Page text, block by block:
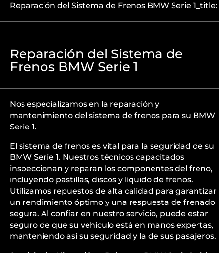
Reparación del Sistema de Frenos BMW Serie 1_title:
Reparación del Sistema de
Frenos BMW Serie 1
Nos especializamos en la reparación y
mantenimiento del sistema de frenos para su BMW
Serie 1.
El sistema de frenos es vital para la seguridad de su
BMW Serie 1. Nuestros técnicos capacitados
inspeccionan y reparan los componentes del freno,
incluyendo pastillas, discos y líquido de frenos.
Utilizamos repuestos de alta calidad para garantizar
un rendimiento óptimo y una respuesta de frenado
segura. Al confiar en nuestro servicio, puede estar
seguro de que su vehículo está en manos expertas,
manteniendo así su seguridad y la de sus pasajeros.